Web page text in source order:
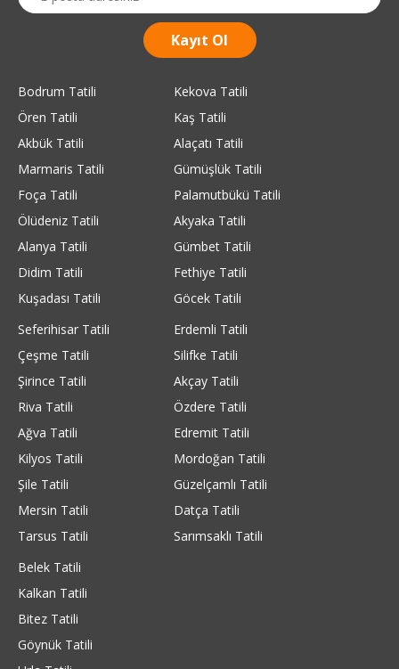
Bodrum Tatili
Ören Tatili
Akbük Tatili
Marmaris Tatili
Foça Tatili
Ölüdeniz Tatili
Alanya Tatili
Didim Tatili
Kuşadası Tatili
Kekova Tatili
Kaş Tatili
Alaçatı Tatili
Gümüşlük Tatili
Palamutbükü Tatili
Akyaka Tatili
Gümbet Tatili
Fethiye Tatili
Göcek Tatili
Seferihisar Tatili
Çeşme Tatili
Şirince Tatili
Riva Tatili
Ağva Tatili
Kilyos Tatili
Şile Tatili
Mersin Tatili
Tarsus Tatili
Erdemli Tatili
Silifke Tatili
Akçay Tatili
Özdere Tatili
Edremit Tatili
Mordoğan Tatili
Güzelçamlı Tatili
Datça Tatili
Sarımsaklı Tatili
Belek Tatili
Kalkan Tatili
Bitez Tatili
Göynük Tatili